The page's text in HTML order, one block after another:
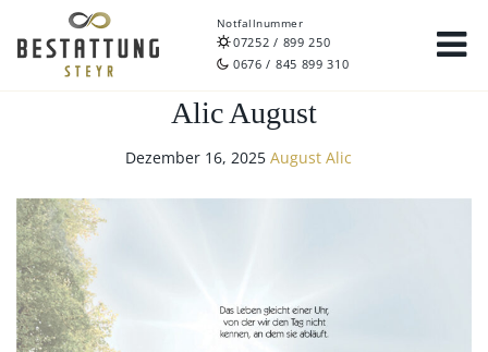
Notfallnummer
07252 / 899 250
0676 / 845 899 310
Alic August
Dezember 16, 2025 August Alic